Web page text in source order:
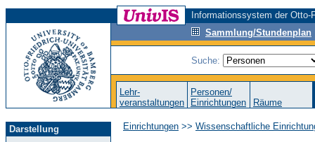
Informationssystem der
Sammlung/Stundenplan
Suche:
Lehr-
veranstaltungen
Personen/
Einrichtungen
Räume
Darstellung Einrichtungen >> Wissenschaftliche